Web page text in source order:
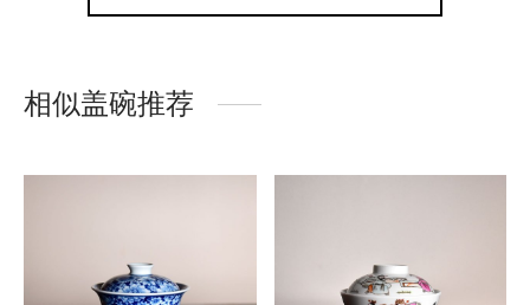
相似盖碗推荐